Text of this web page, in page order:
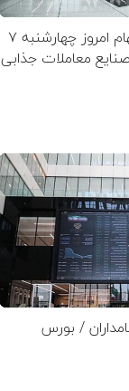
پیش‌بینی بازار سهام امروز چهارشنبه ۷
| کدام صنایع معاملات جذابی
/ بورس